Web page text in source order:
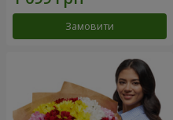
Замовити